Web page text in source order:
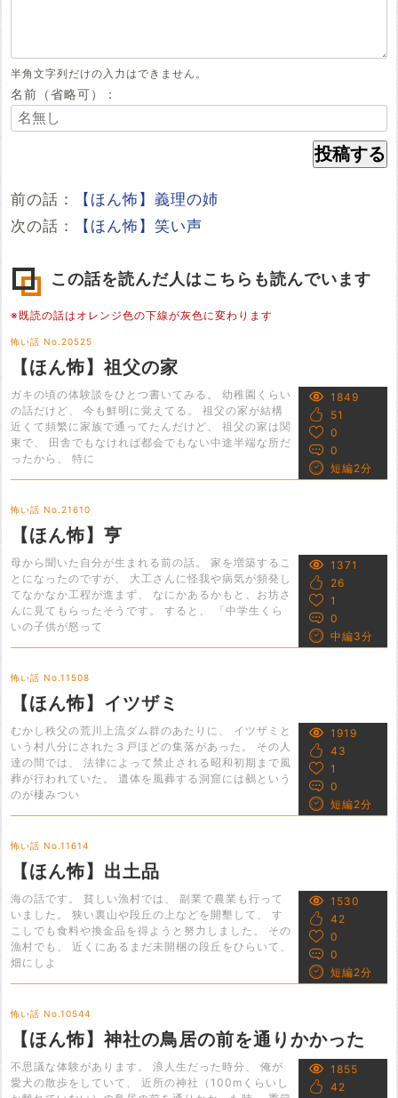
半角文字列だけの入力はできません。
名前（省略可）：
前の話：
【ほん怖】義理の姉
次の話：
【ほん怖】笑い声
この話を読んだ人はこちらも読んでいます
※既読の話はオレンジ色の下線が灰色に変わります
怖い話 No.20525
【ほん怖】祖父の家
ガキの頃の体験談をひとつ書いてみる。 幼稚園くらい
の話だけど、 今も鮮明に覚えてる。 祖父の家が結構
近くて頻繁に家族で通ってたんだけど、 祖父の家は関
東で、 田舎でもなければ都会でもない中途半端な所だ
ったから、 特に
1849
51
0
0
短編2分
怖い話 No.21610
【ほん怖】亨
母から聞いた自分が生まれる前の話。 家を増築するこ
とになったのですが、 大工さんに怪我や病気が頻発し
てなかなか工程が進まず、 なにかあるかもと、お坊さ
んに見てもらったそうです。 すると、 「中学生くら
いの子供が怒って
1371
26
1
0
中編3分
怖い話 No.11508
【ほん怖】イツザミ
むかし秩父の荒川上流ダム群のあたりに、 イツザミと
いう村八分にされた３戸ほどの集落があった。 その人
達の間では、 法律によって禁止される昭和初期まで風
葬が行われていた。 遺体を風葬する洞窟には鵺という
のが棲みつい
1919
43
1
0
短編2分
怖い話 No.11614
【ほん怖】出土品
海の話です。 貧しい漁村では、 副業で農業も行って
いました。 狭い裏山や段丘の上などを開墾して、 す
こしでも食料や換金品を得ようと努力しました。 その
漁村でも、 近くにあるまだ未開梱の段丘をひらいて、
畑にしよ
1530
42
0
0
短編2分
怖い話 No.10544
【ほん怖】神社の鳥居の前を通りかかった
不思議な体験があります。 浪人生だった時分、 俺が
愛犬の散歩をしていて、 近所の神社（100mくらいし
1855
42